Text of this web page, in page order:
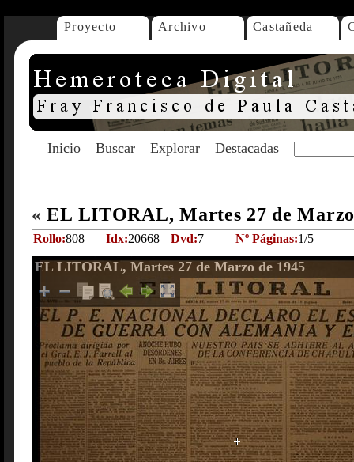
Proyecto Archivo Castañeda
Inicio Buscar Explorar Destacadas
« EL LITORAL, Martes 27 de
Rollo:808 Idx:20668 Dvd:7 Nº Páginas:1/5
EL LITORAL, Martes 27 de Marzo de 1945